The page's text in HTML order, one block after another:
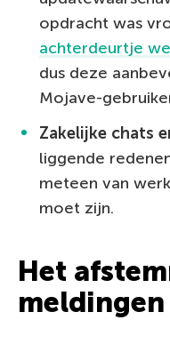
opdracht was
achterdeurtje
dus deze
Mojave-
Zakelijke chats
liggende
meteen van
moet zijn.
Het
meldingen